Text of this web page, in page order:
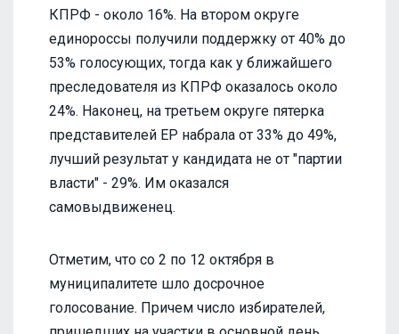
КПРФ - около 16%. На втором округе
единороссы получили поддержку от 40% до
53% голосующих, тогда как у ближайшего
преследователя из КПРФ оказалось около
24%. Наконец, на третьем округе пятерка
представителей ЕР набрала от 33% до 49%,
лучший результат у кандидата не от "партии
власти" - 29%. Им оказался
самовыдвиженец.
Отметим, что со 2 по 12 октября в
муниципалитете шло досрочное
голосование. Причем число избирателей,